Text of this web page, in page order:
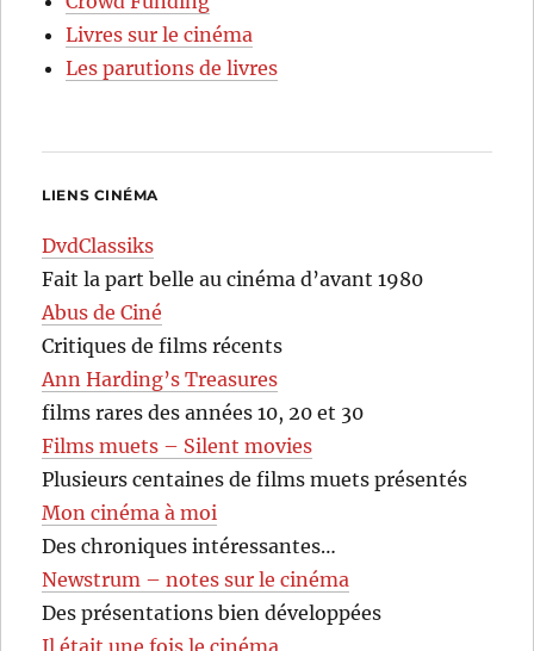
Livres sur le cinéma
Les parutions de livres
LIENS CINÉMA
DvdClassiks
Fait la part belle au cinéma d’avant 1980
Abus de Ciné
Critiques de films récents
Ann Harding’s Treasures
films rares des années 10, 20 et 30
Films muets – Silent movies
Plusieurs centaines de films muets présentés
Mon cinéma à moi
Des chroniques intéressantes…
Newstrum – notes sur le cinéma
Des présentations bien développées
Il était une fois le cinéma